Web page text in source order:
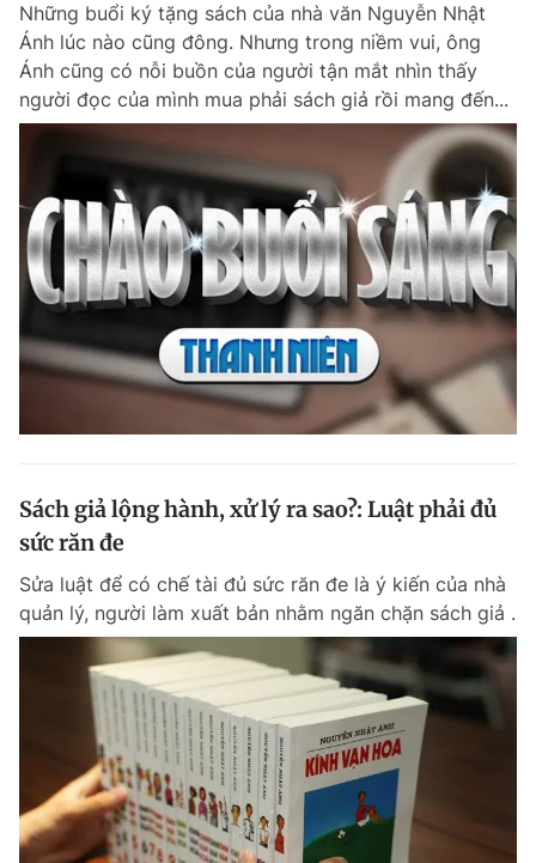
Những buổi ký tặng sách của nhà văn Nguyễn Nhật
Ánh lúc nào cũng đông. Nhưng trong niềm vui, ông
Ánh cũng có nỗi buồn của người tận mắt nhìn thấy
người đọc của mình mua phải sách giả rồi mang đến...
Sách giả lộng hành, xử lý ra sao?: Luật phải đủ
sức răn đe
Sửa luật để có chế tài đủ sức răn đe là ý kiến của nhà
quản lý, người làm xuất bản nhằm ngăn chặn sách giả .